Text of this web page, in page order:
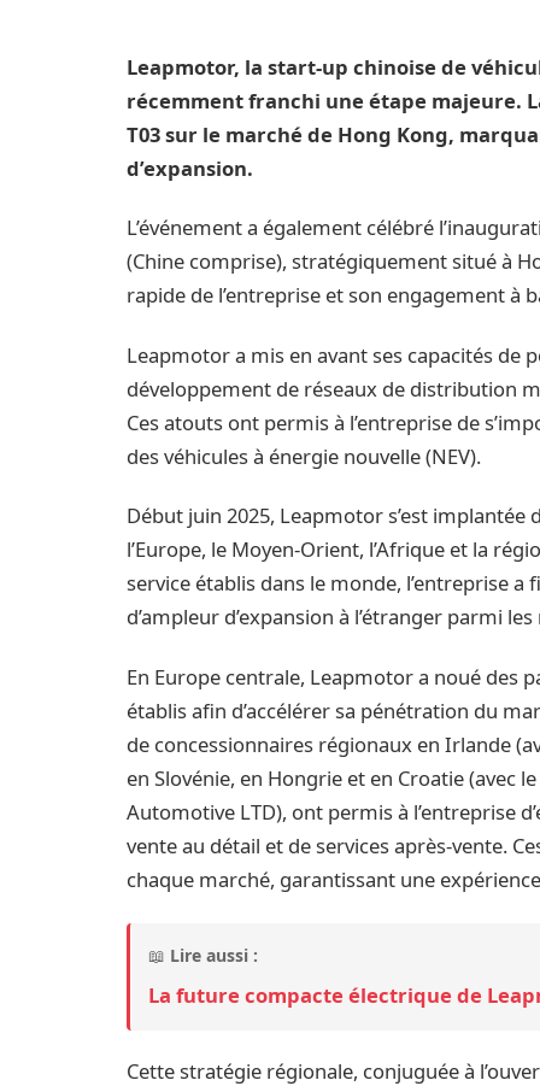
Leapmotor, la start-up chinoise de
récemment franchi une étape majeure.
T03 sur le marché de Hong Kong,
d’expansion.
L’événement a également célébré
(Chine comprise), stratégiquement situé à
rapide de l’entreprise et son engagement à
Leapmotor a mis en avant ses capacités de
développement de réseaux de distribution
Ces atouts ont permis à l’entreprise de
des véhicules à énergie nouvelle (NEV).
Début juin 2025, Leapmotor s’est
l’Europe, le Moyen-Orient, l’Afrique et la
service établis dans le monde, l’entreprise
d’ampleur d’expansion à l’étranger parmi
En Europe centrale, Leapmotor a noué des
établis afin d’accélérer sa pénétration du
de concessionnaires régionaux en Irlande
en Slovénie, en Hongrie et en Croatie (avec
Automotive LTD), ont permis à l’entreprise
vente au détail et de services après-vente.
chaque marché, garantissant une
📖 Lire aussi :
La future compacte électrique de
Cette stratégie régionale, conjuguée à